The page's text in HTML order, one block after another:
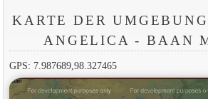
KARTE DER
ANGELICA - BAAN
GPS: 7.987689,98.327465